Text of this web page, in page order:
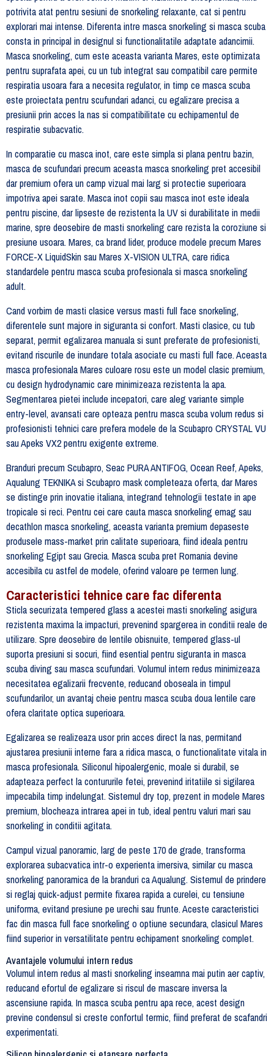
potrivita atat pentru sesiuni de snorkeling relaxante, cat si pentru
explorari mai intense. Diferenta intre masca snorkeling si masca scuba
consta in principal in designul si functionalitatile adaptate adancimii.
Masca snorkeling, cum este aceasta varianta Mares, este optimizata
pentru suprafata apei, cu un tub integrat sau compatibil care permite
respiratia usoara fara a necesita regulator, in timp ce masca scuba
este proiectata pentru scufundari adanci, cu egalizare precisa a
presiunii prin acces la nas si compatibilitate cu echipamentul de
respiratie subacvatic.
In comparatie cu masca inot, care este simpla si plana pentru bazin,
masca de scufundari precum aceasta masca snorkeling pret accesibil
dar premium ofera un camp vizual mai larg si protectie superioara
impotriva apei sarate. Masca inot copii sau masca inot este ideala
pentru piscine, dar lipseste de rezistenta la UV si durabilitate in medii
marine, spre deosebire de masti snorkeling care rezista la coroziune si
presiune usoara. Mares, ca brand lider, produce modele precum Mares
FORCE-X LiquidSkin sau Mares X-VISION ULTRA, care ridica
standardele pentru masca scuba profesionala si masca snorkeling
adult.
Cand vorbim de masti clasice versus masti full face snorkeling,
diferentele sunt majore in siguranta si confort. Masti clasice, cu tub
separat, permit egalizarea manuala si sunt preferate de profesionisti,
evitand riscurile de inundare totala asociate cu masti full face. Aceasta
masca profesionala Mares culoare rosu este un model clasic premium,
cu design hydrodynamic care minimizeaza rezistenta la apa.
Segmentarea pietei include incepatori, care aleg variante simple
entry-level, avansati care opteaza pentru masca scuba volum redus si
profesionisti tehnici care prefera modele de la Scubapro CRYSTAL VU
sau Apeks VX2 pentru exigente extreme.
Branduri precum Scubapro, Seac PURA ANTIFOG, Ocean Reef, Apeks,
Aqualung TEKNIKA si Scubapro mask completeaza oferta, dar Mares
se distinge prin inovatie italiana, integrand tehnologii testate in ape
tropicale si reci. Pentru cei care cauta masca snorkeling emag sau
decathlon masca snorkeling, aceasta varianta premium depaseste
produsele mass-market prin calitate superioara, fiind ideala pentru
snorkeling Egipt sau Grecia. Masca scuba pret Romania devine
accesibila cu astfel de modele, oferind valoare pe termen lung.
Caracteristici tehnice care fac diferenta
Sticla securizata tempered glass a acestei masti snorkeling asigura
rezistenta maxima la impacturi, prevenind spargerea in conditii reale de
utilizare. Spre deosebire de lentile obisnuite, tempered glass-ul
suporta presiuni si socuri, fiind esential pentru siguranta in masca
scuba diving sau masca scufundari. Volumul intern redus minimizeaza
necesitatea egalizarii frecvente, reducand oboseala in timpul
scufundarilor, un avantaj cheie pentru masca scuba doua lentile care
ofera claritate optica superioara.
Egalizarea se realizeaza usor prin acces direct la nas, permitand
ajustarea presiunii interne fara a ridica masca, o functionalitate vitala in
masca profesionala. Siliconul hipoalergenic, moale si durabil, se
adapteaza perfect la contururile fetei, prevenind iritatiile si sigilarea
impecabila timp indelungat. Sistemul dry top, prezent in modele Mares
premium, blocheaza intrarea apei in tub, ideal pentru valuri mari sau
snorkeling in conditii agitata.
Campul vizual panoramic, larg de peste 170 de grade, transforma
explorarea subacvatica intr-o experienta imersiva, similar cu masca
snorkeling panoramica de la branduri ca Aqualung. Sistemul de prindere
si reglaj quick-adjust permite fixarea rapida a curelei, cu tensiune
uniforma, evitand presiune pe urechi sau frunte. Aceste caracteristici
fac din masca full face snorkeling o optiune secundara, clasicul Mares
fiind superior in versatilitate pentru echipament snorkeling complet.
Avantajele volumului intern redus
Volumul intern redus al masti snorkeling inseamna mai putin aer captiv,
reducand efortul de egalizare si riscul de mascare inversa la
ascensiune rapida. In masca scuba pentru apa rece, acest design
previne condensul si creste confortul termic, fiind preferat de scafandri
experimentati.